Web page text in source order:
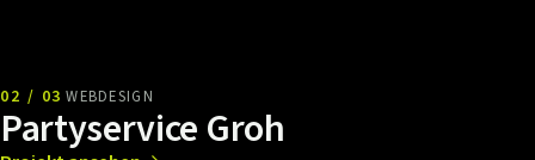
02 / 03 WEBDESIGN
Partyservice Groh